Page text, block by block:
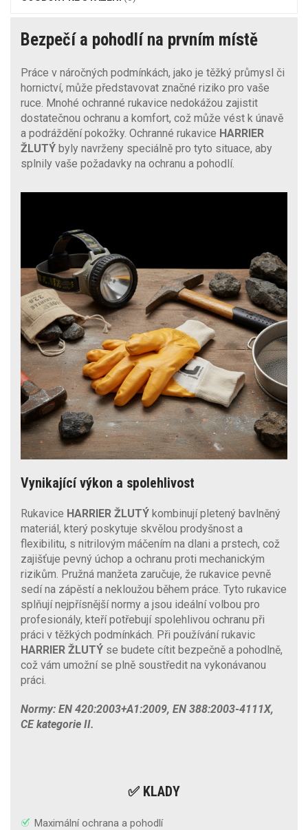
Bezpečí a pohodlí na prvním místě
Práce v náročných podmínkách, jako je těžký průmysl či
hornictví, může představovat značné riziko pro vaše
ruce. Mnohé ochranné rukavice nedokážou zajistit
dostatečnou ochranu a komfort, což může vést k únavě
a podráždění pokožky. Ochranné rukavice HARRIER
ŽLUTÝ byly navrženy speciálně pro tyto situace, aby
splnily vaše požadavky na ochranu a pohodlí.
Vynikající výkon a spolehlivost
Rukavice HARRIER ŽLUTÝ kombinují pletený bavlněný
materiál, který poskytuje skvělou prodyšnost a
flexibilitu, s nitrilovým máčením na dlani a prstech, což
zajišťuje pevný úchop a ochranu proti mechanickým
rizikům. Pružná manžeta zaručuje, že rukavice pevně
sedí na zápěstí a nekloužou během práce. Tyto rukavice
splňují nejpřísnější normy a jsou ideální volbou pro
profesionály, kteří potřebují spolehlivou ochranu při
práci v těžkých podmínkách. Při používání rukavic
HARRIER ŽLUTÝ se budete cítit bezpečně a pohodlně,
což vám umožní se plně soustředit na vykonávanou
práci.
Normy: EN 420:2003+A1:2009, EN 388:2003-4111X,
CE kategorie II.
✅ KLADY
Maximální ochrana a pohodlí